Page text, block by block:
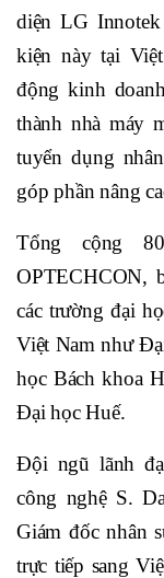
diện LG
kiện này tại
động kinh
thành nhà máy
tuyển dụng
góp phần nâng
Tổng cộng
OPTECHCON,
các trường đại
Việt Nam như
học Bách khoa
Đại học Huế.
Đội ngũ lãnh
công nghệ S.
Giám đốc nhân
trực tiếp sang